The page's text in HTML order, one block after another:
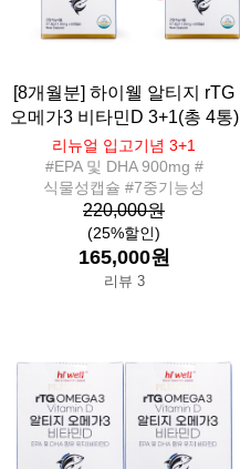
[8개월분] 하이웰 알티지 rTG
오메가3 비타민D 3+1(총 4통)
리뉴얼 입고기념 3+1
#EPA 및 DHA 900mg #
식물성캡슐 #7중기능성
220,000원
(25%할인)
165,000원
리뷰 3